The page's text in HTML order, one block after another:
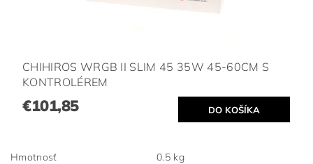
CHIHIROS WRGB II SLIM 45 35W 45-60CM S
KONTROLÉREM
€101,85
Hmotnosť 0.5 kg